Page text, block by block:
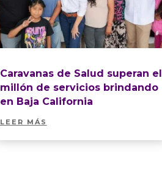
Caravanas de Salud superan el
millón de servicios brindando
en Baja California
LEER MÁS